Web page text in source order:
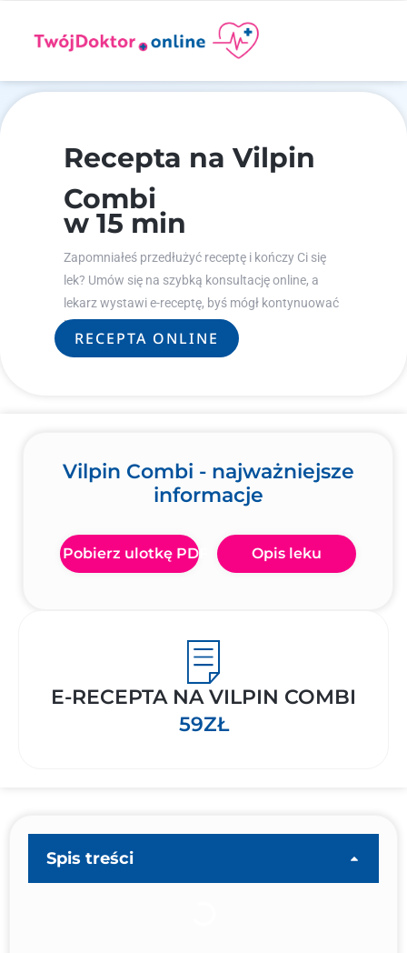
Recepta na Vilpin
Combi
w 15 min
Zapomniałeś przedłużyć receptę i kończy Ci się
lek? Umów się na szybką konsultację online, a
lekarz wystawi e-receptę, byś mógł kontynuować
leczenie.
RECEPTA ONLINE
Vilpin Combi - najważniejsze
informacje
Pobierz ulotkę PDF Opis leku
E-RECEPTA NA VILPIN COMBI
59ZŁ
Spis treści